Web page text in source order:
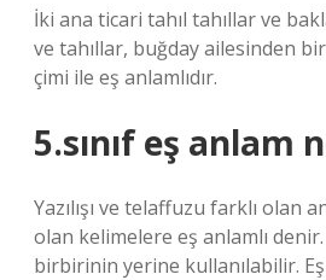
İki ana ticari tahıl tahıllar ve
ve tahıllar, buğday ailesinden
çimi ile eş anlamlıdır.
5.sınıf eş anlam
Yazılışı ve telaffuzu farklı olan
olan kelimelere eş anlamlı
birbirinin yerine kullanılabilir.